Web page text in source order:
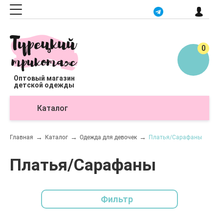
Оптовый магазин
детской одежды
0
Каталог
Главная Каталог Одежда для девочек Платья/Сарафаны
Платья/Сарафаны
Фильтр